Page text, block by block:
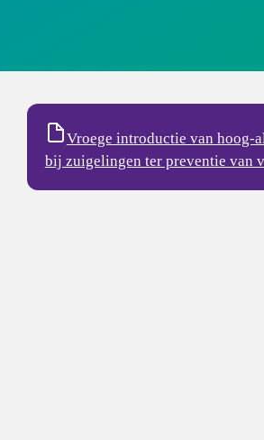
Vroege introductie van hoog-
bij zuigelingen ter preventie van